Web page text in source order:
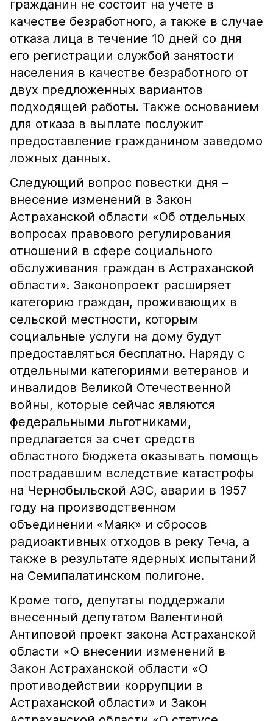
гражданин не состоит на учете в
качестве безработного, а также в случае
отказа лица в течение 10 дней со дня
его регистрации службой занятости
населения в качестве безработного от
двух предложенных вариантов
подходящей работы. Также основанием
для отказа в выплате послужит
предоставление гражданином заведомо
ложных данных.
Следующий вопрос повестки дня –
внесение изменений в Закон
Астраханской области «Об отдельных
вопросах правового регулирования
отношений в сфере социального
обслуживания граждан в Астраханской
области». Законопроект расширяет
категорию граждан, проживающих в
сельской местности, которым
социальные услуги на дому будут
предоставляться бесплатно. Наряду с
отдельными категориями ветеранов и
инвалидов Великой Отечественной
войны, которые сейчас являются
федеральными льготниками,
предлагается за счет средств
областного бюджета оказывать помощь
пострадавшим вследствие катастрофы
на Чернобыльской АЭС, аварии в 1957
году на производственном
объединении «Маяк» и сбросов
радиоактивных отходов в реку Теча, а
также в результате ядерных испытаний
на Семипалатинском полигоне.
Кроме того, депутаты поддержали
внесенный депутатом Валентиной
Антиповой проект закона Астраханской
области «О внесении изменений в
Закон Астраханской области «О
противодействии коррупции в
Астраханской области» и Закон